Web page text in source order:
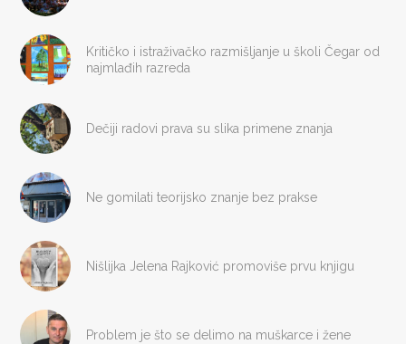
Kritičko i istraživačko razmišljanje u školi Čegar od
najmlađih razreda
Dečiji radovi prava su slika primene znanja
Ne gomilati teorijsko znanje bez prakse
Nišlijka Jelena Rajković promoviše prvu knjigu
Problem je što se delimo na muškarce i žene